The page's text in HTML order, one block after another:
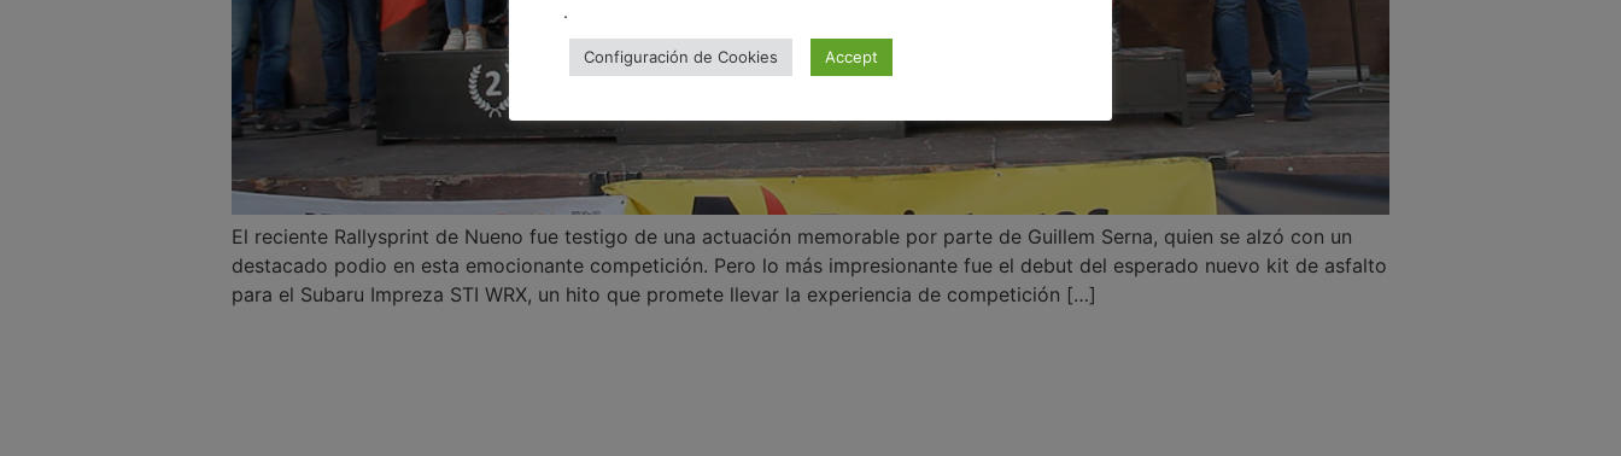
El reciente Rallysprint de Nueno fue testigo de una actuación memorable por parte de Guillem Serna, quien se alzó con un
destacado podio en esta emocionante competición. Pero lo más impresionante fue el debut del esperado nuevo kit de asfalto
para el Subaru Impreza STI WRX, un hito que promete llevar la experiencia de competición […]
.
Configuración de Cookies Accept